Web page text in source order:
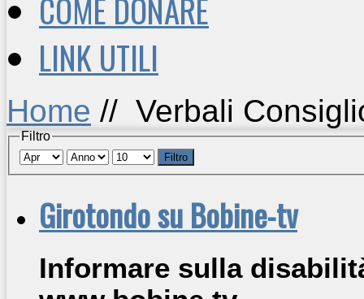
COME DONARE
LINK UTILI
Home // Verbali
Filtro
Filtro
Girotondo su Bobine-tv
Informare sulla